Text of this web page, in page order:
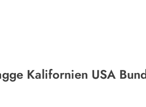
Kalifornien USA